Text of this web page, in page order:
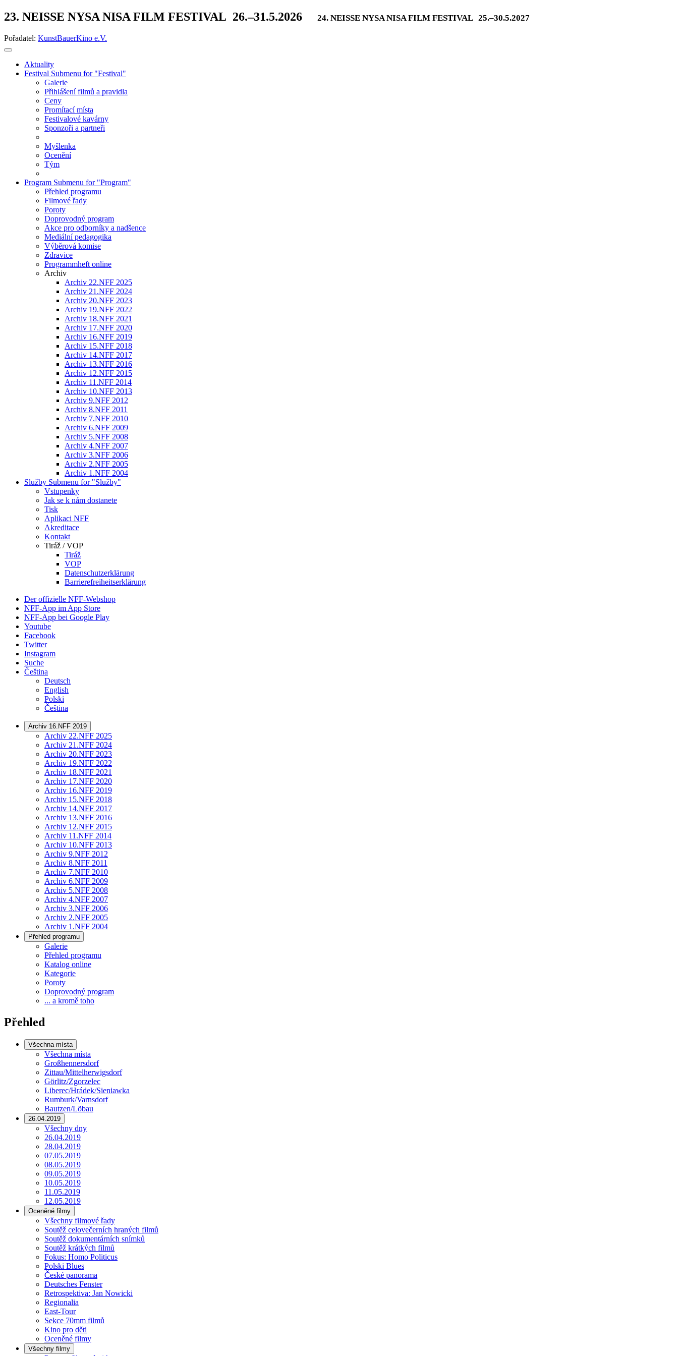
23. NEISSE NYSA NISA FILM FESTIVAL 26.–31.5.2026 24. NEISSE NYSA NISA FILM FESTIVAL 25.–30.5.2027
Pořadatel: KunstBauerKino e.V.
Aktuality
Festival Submenu for "Festival"
Galerie
Přihlášení filmů a pravidla
Ceny
Promítací místa
Festivalové kavárny
Sponzoři a partneři
Myšlenka
Ocenění
Tým
Program Submenu for "Program"
Přehled programu
Filmové řady
Poroty
Doprovodný program
Akce pro odborníky a nadšence
Mediální pedagogika
Výběrová komise
Zdravice
Programmheft online
Archiv
Archiv 22.NFF 2025
Archiv 21.NFF 2024
Archiv 20.NFF 2023
Archiv 19.NFF 2022
Archiv 18.NFF 2021
Archiv 17.NFF 2020
Archiv 16.NFF 2019
Archiv 15.NFF 2018
Archiv 14.NFF 2017
Archiv 13.NFF 2016
Archiv 12.NFF 2015
Archiv 11.NFF 2014
Archiv 10.NFF 2013
Archiv 9.NFF 2012
Archiv 8.NFF 2011
Archiv 7.NFF 2010
Archiv 6.NFF 2009
Archiv 5.NFF 2008
Archiv 4.NFF 2007
Archiv 3.NFF 2006
Archiv 2.NFF 2005
Archiv 1.NFF 2004
Služby Submenu for "Služby"
Vstupenky
Jak se k nám dostanete
Tisk
Aplikaci NFF
Akreditace
Kontakt
Tiráž / VOP
Tiráž
VOP
Datenschutzerklärung
Barrierefreiheitserklärung
Der offizielle NFF-Webshop
NFF-App im App Store
NFF-App bei Google Play
Youtube
Facebook
Twitter
Instagram
Suche
Čeština
Deutsch
English
Polski
Čeština
Archiv 16.NFF 2019
Archiv 22.NFF 2025
Archiv 21.NFF 2024
Archiv 20.NFF 2023
Archiv 19.NFF 2022
Archiv 18.NFF 2021
Archiv 17.NFF 2020
Archiv 16.NFF 2019
Archiv 15.NFF 2018
Archiv 14.NFF 2017
Archiv 13.NFF 2016
Archiv 12.NFF 2015
Archiv 11.NFF 2014
Archiv 10.NFF 2013
Archiv 9.NFF 2012
Archiv 8.NFF 2011
Archiv 7.NFF 2010
Archiv 6.NFF 2009
Archiv 5.NFF 2008
Archiv 4.NFF 2007
Archiv 3.NFF 2006
Archiv 2.NFF 2005
Archiv 1.NFF 2004
Přehled programu
Galerie
Přehled programu
Katalog online
Kategorie
Poroty
Doprovodný program
... a kromě toho
Přehled
Všechna místa
Všechna místa
Großhennersdorf
Zittau/Mittelherwigsdorf
Görlitz/Zgorzelec
Liberec/Hrádek/Sieniawka
Rumburk/Varnsdorf
Bautzen/Löbau
26.04.2019
Všechny dny
26.04.2019
28.04.2019
07.05.2019
08.05.2019
09.05.2019
10.05.2019
11.05.2019
12.05.2019
Oceněné filmy
Všechny filmové řady
Soutěž celovečerních hraných filmů
Soutěž dokumentárních snímků
Soutěž krátkých filmů
Fokus: Homo Politicus
Polski Blues
České panorama
Deutsches Fenster
Retrospektiva: Jan Nowicki
Regionalia
East-Tour
Sekce 70mm filmů
Kino pro děti
Oceněné filmy
Všechny filmy